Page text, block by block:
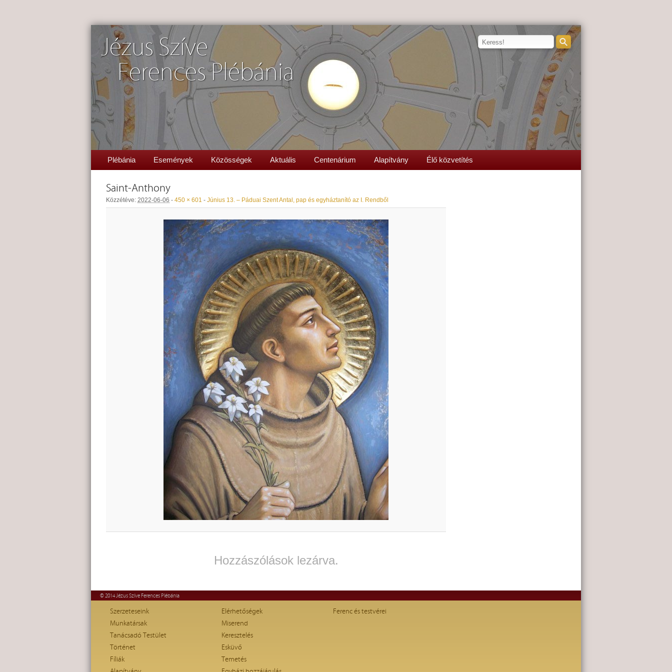
Jézus Szíve
Ferences Plébánia
Plébánia Események Közösségek Aktuális Centenárium Alapítvány Élő közvetítés
Saint-Anthony
Közzétéve: 2022-06-06 - 450 × 601 - Június 13. – Páduai Szent Antal, pap és egyháztanító az I. Rendből
Hozzászólások lezárva.
© 2014 Jézus Szíve Ferences Plébánia
Szerzeteseink
Munkatársak
Tanácsadó Testület
Történet
Fíliák
Elérhetőségek
Miserend
Keresztelés
Esküvő
Temetés
Ferenc és testvérei